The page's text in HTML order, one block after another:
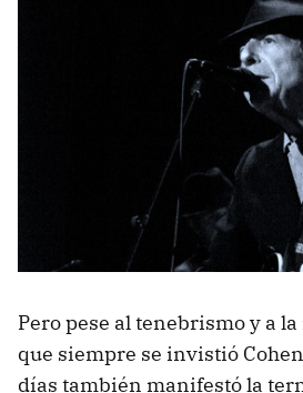
Pero pese al tenebrismo y a
que siempre se invistió
días también manifestó la